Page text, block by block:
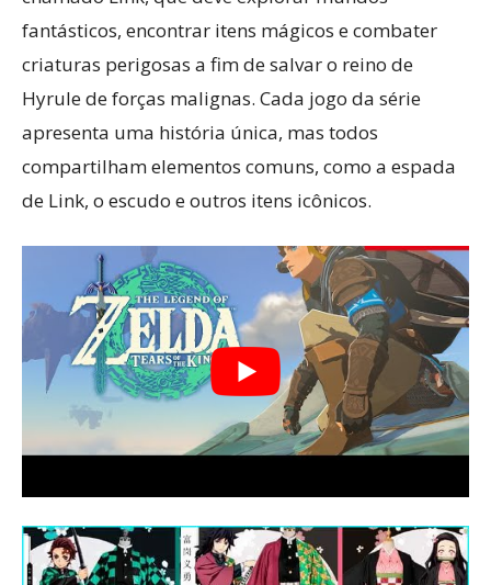
fantásticos, encontrar itens mágicos e combater
criaturas perigosas a fim de salvar o reino de
Hyrule de forças malignas. Cada jogo da série
apresenta uma história única, mas todos
compartilham elementos comuns, como a espada
de Link, o escudo e outros itens icônicos.